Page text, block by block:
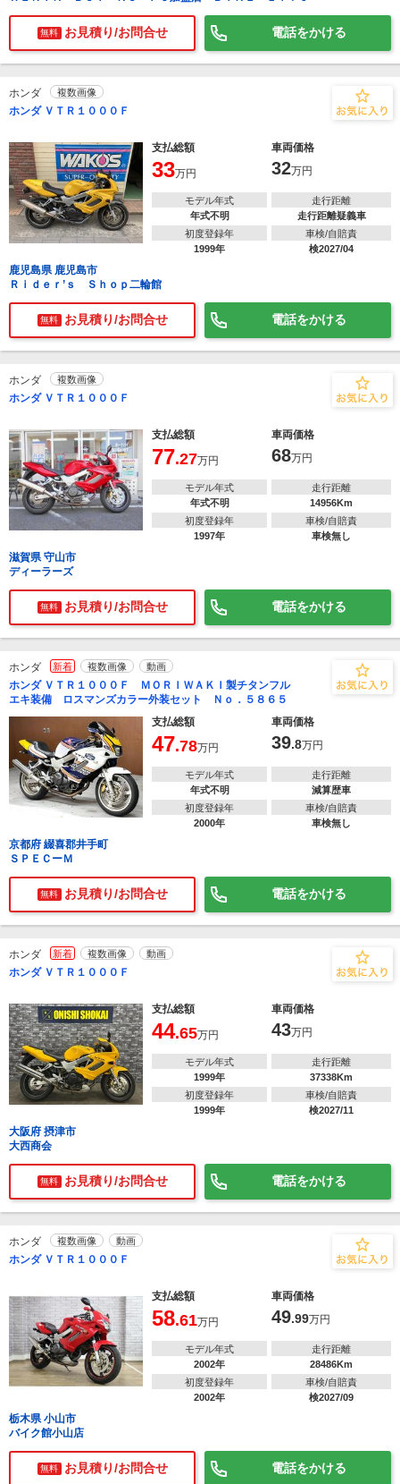
無料 お見積り/お問合せ 電話をかける
ホンダ 複数画像
ホンダ ＶＴＲ１０００Ｆ
支払総額 車両価格
33万円 32万円
モデル年式
年式不明
走行距離
走行距離疑義車
初度登録年
1999年
車検/自賠責
検2027/04
鹿児島県 鹿児島市
Ｒｉｄｅｒ’ｓ Ｓｈｏｐ二輪館
無料 お見積り/お問合せ 電話をかける
ホンダ 複数画像
ホンダ ＶＴＲ１０００Ｆ
支払総額 車両価格
77.27万円 68万円
モデル年式
年式不明
走行距離
14956Km
初度登録年
1997年
車検/自賠責
車検無し
滋賀県 守山市
ディーラーズ
無料 お見積り/お問合せ 電話をかける
ホンダ 新着 複数画像 動画
ホンダ ＶＴＲ１０００Ｆ ＭＯＲＩＷＡＫＩ製チタンフル
エキ装備 ロスマンズカラー外装セット Ｎｏ．５８６５
支払総額
車両価格
47.78万円 39.8万円
モデル年式
年式不明
走行距離
減算歴車
初度登録年
2000年
車検/自賠責
車検無し
京都府 綴喜郡井手町
ＳＰＥＣーＭ
無料 お見積り/お問合せ 電話をかける
ホンダ 新着 複数画像 動画
ホンダ ＶＴＲ１０００Ｆ
支払総額 車両価格
44.65万円 43万円
モデル年式
1999年
走行距離
37338Km
初度登録年
1999年
車検/自賠責
検2027/11
大阪府 摂津市
大西商会
無料 お見積り/お問合せ 電話をかける
ホンダ 複数画像 動画
ホンダ ＶＴＲ１０００Ｆ
支払総額 車両価格
58.61万円 49.99万円
モデル年式
2002年
走行距離
28486Km
初度登録年
2002年
車検/自賠責
検2027/09
栃木県 小山市
バイク館小山店
無料 お見積り/お問合せ 電話をかける